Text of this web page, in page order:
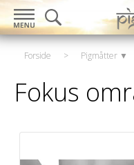
Forside > Pigmåtter ▼
Fokus